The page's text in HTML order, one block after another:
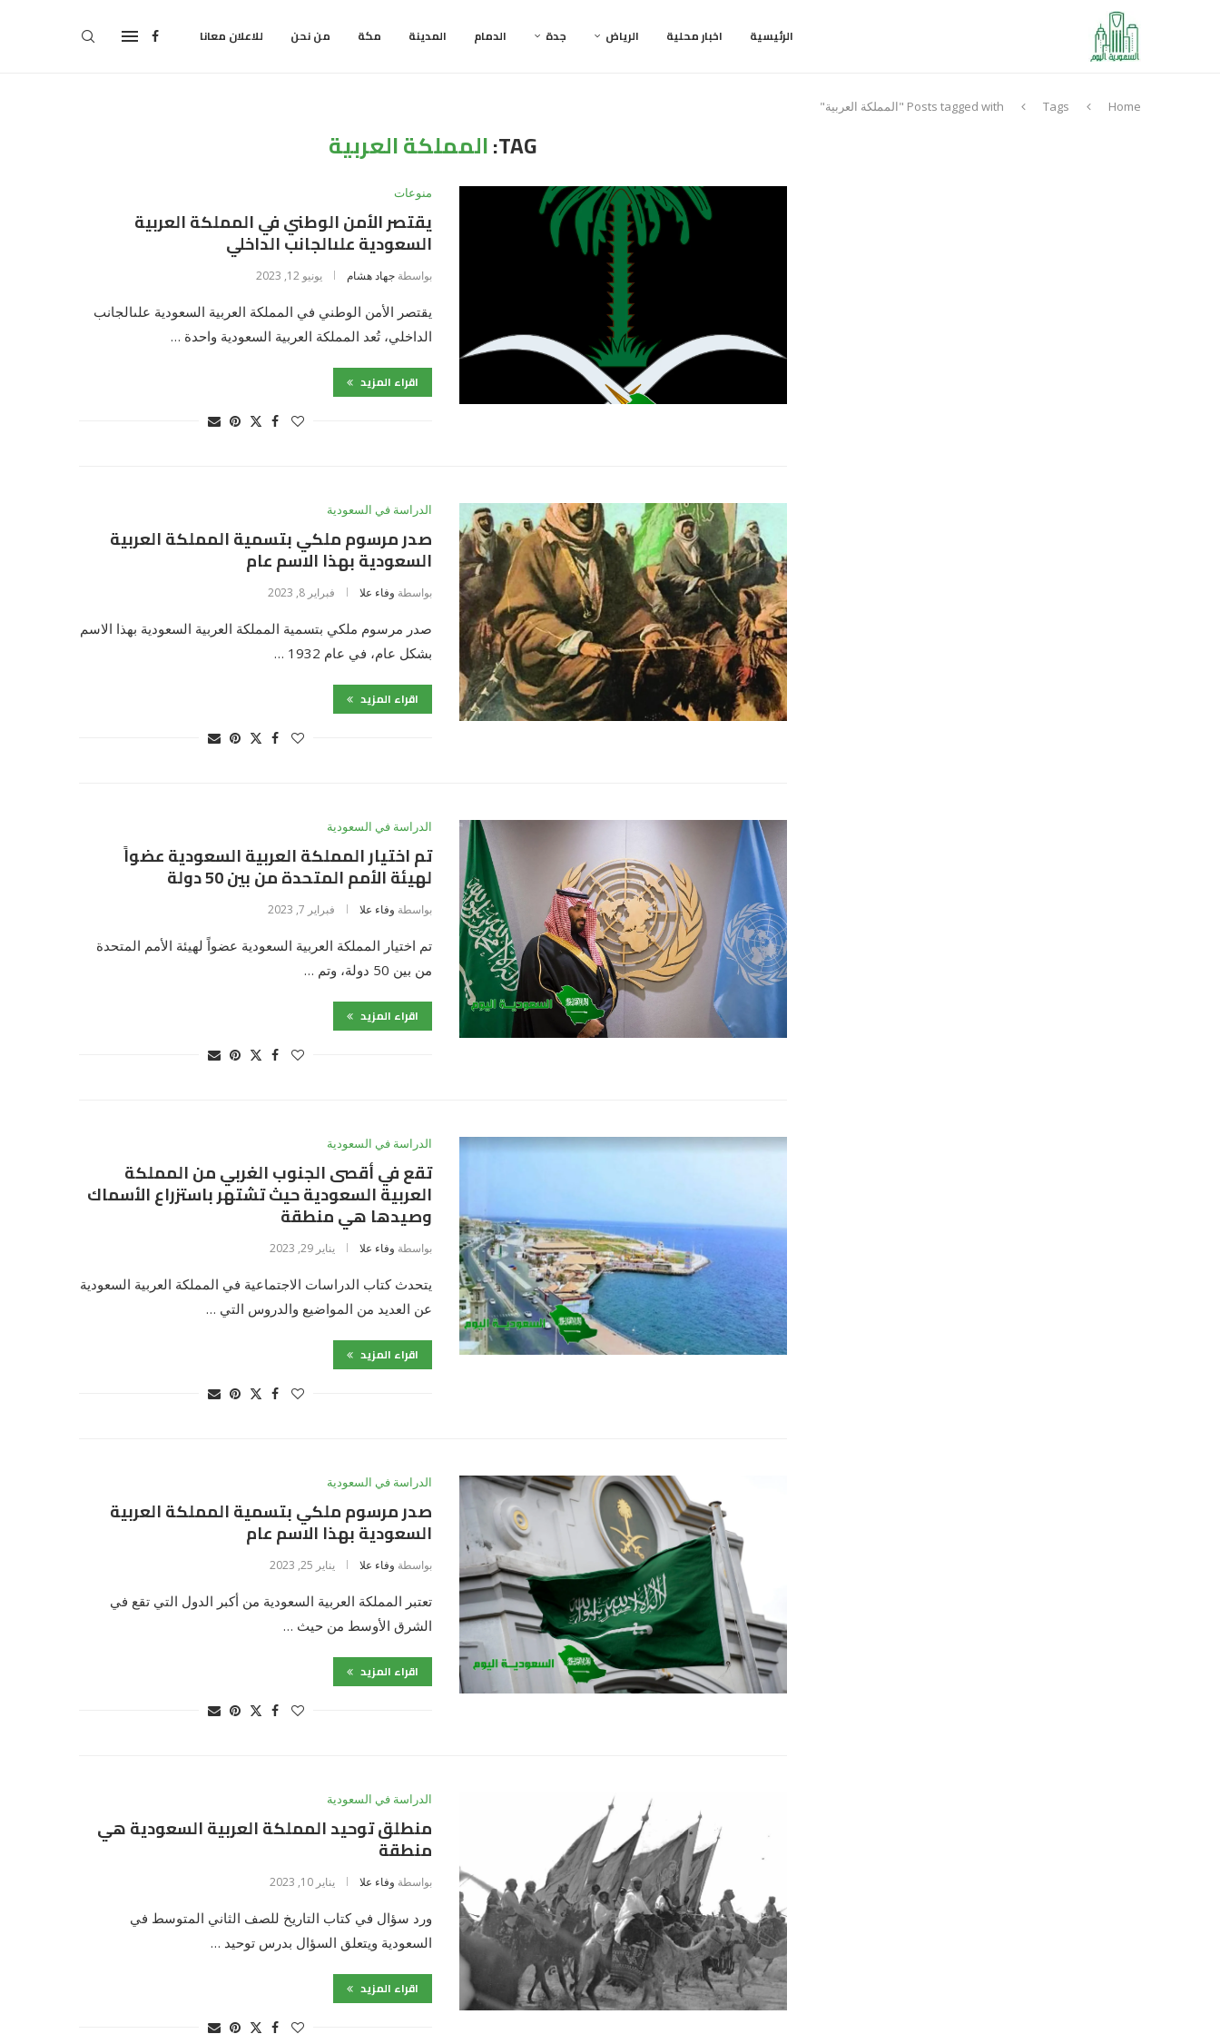
الرئيسية اخبار محلية الرياض جدة الدمام المدينة مكة من نحن للاعلان معانا
Home
Tags Posts tagged with "المملكة العربية"
TAG: المملكة العربية
منوعات
يقتصر الأمن الوطني في المملكة العربية
السعودية علىالجانب الداخلي
بواسطة جهاد هشام يونيو 12, 2023
يقتصر الأمن الوطني في المملكة العربية السعودية علىالجانب
الداخلي، تُعد المملكة العربية السعودية واحدة …
اقراء المزيد
الدراسة في السعودية
صدر مرسوم ملكي بتسمية المملكة العربية
السعودية بهذا الاسم عام
بواسطة وفاء علا فبراير 8, 2023
صدر مرسوم ملكي بتسمية المملكة العربية السعودية بهذا الاسم
بشكل عام، في عام 1932 …
اقراء المزيد
الدراسة في السعودية
تم اختيار المملكة العربية السعودية عضواً
لهيئة الأمم المتحدة من بين 50 دولة
بواسطة وفاء علا فبراير 7, 2023
تم اختيار المملكة العربية السعودية عضواً لهيئة الأمم المتحدة
من بين 50 دولة، وتم …
اقراء المزيد
الدراسة في السعودية
تقع في أقصى الجنوب الغربي من المملكة
العربية السعودية حيث تشتهر باستزراع الأسماك
وصيدها هي منطقة
بواسطة وفاء علا يناير 29, 2023
يتحدث كتاب الدراسات الاجتماعية في المملكة العربية السعودية
عن العديد من المواضيع والدروس التي …
اقراء المزيد
الدراسة في السعودية
صدر مرسوم ملكي بتسمية المملكة العربية
السعودية بهذا الاسم عام
بواسطة وفاء علا يناير 25, 2023
تعتبر المملكة العربية السعودية من أكبر الدول التي تقع في
الشرق الأوسط من حيث …
اقراء المزيد
الدراسة في السعودية
منطلق توحيد المملكة العربية السعودية هي
منطقة
بواسطة وفاء علا يناير 10, 2023
ورد سؤال في كتاب التاريخ للصف الثاني المتوسط في
السعودية ويتعلق السؤال بدرس توحيد …
اقراء المزيد